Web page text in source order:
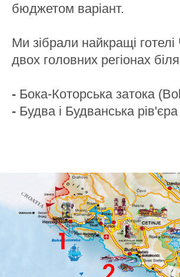
бюджетом варіант.
Ми зібрали найкращі готелі
двох головних регіонах
- Бока-Которська затока
- Будва і Будванська рів'єра